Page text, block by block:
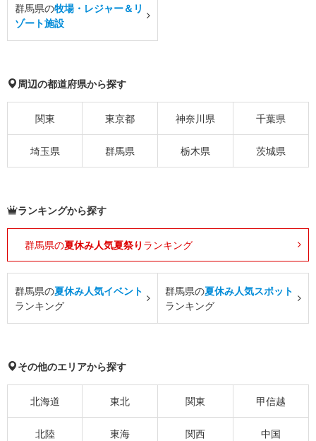
群馬県の牧場・レジャー＆リ
ゾート施設
周辺の都道府県から探す
関東 東京都 神奈川県 千葉県
埼玉県 群馬県 栃木県 茨城県
ランキングから探す
群馬県の夏休み人気夏祭り ランキング
群馬県の夏休み人気イベント
ランキング
群馬県の夏休み人気スポット
ランキング
その他のエリアから探す
北海道 東北 関東 甲信越
北陸 東海 関西 中国